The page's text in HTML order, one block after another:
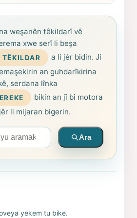
weşanên têkildarî vê
xwe serî li beşa
TÊKILDAR
a li jêr bidin. Ji
an guhdarîkirina
serdana lînka
bikin an jî bi motora
li mijaran bigerin.
Ara
yekem tu bike.